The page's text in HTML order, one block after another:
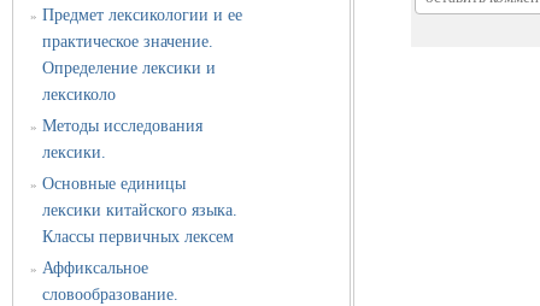
» Предмет лексикологии и ее
практическое значение.
Определение лексики и
лексиколо
» Методы исследования
лексики.
» Основные единицы
лексики китайского языка.
Классы первичных лексем
» Аффиксальное
словообразование.